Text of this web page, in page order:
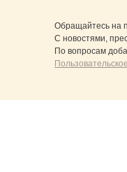
Обращайтесь на
С новостями,
По вопросам